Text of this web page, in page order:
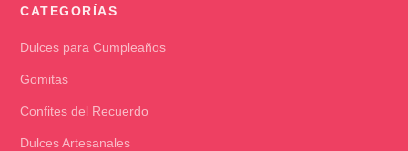
CATEGORÍAS
Dulces para Cumpleaños
Gomitas
Confites del Recuerdo
Dulces Artesanales